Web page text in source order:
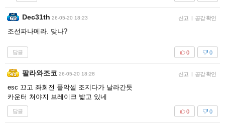
Dec31th 26-05-20 18:23 신고 | 공감 확인
조선파나메라. 맞나?
답글 0
0
팔라와조코 26-05-20 18:28 신고 | 공감 확인
esc 끄고 좌회전 풀악셀 조지다가 날라간듯
카운터 쳐야지 브레이크 밟고 있네
답글 0
0